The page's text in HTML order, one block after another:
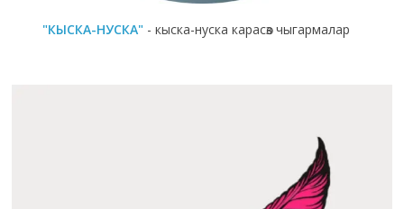
"КЫСКА-НУСКА" - кыска-нуска карасөз чыгармалар